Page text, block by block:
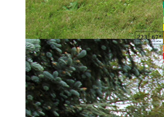
Montant estimé des dépenses annuelles
2021,2022 et 2023 (abonnement compris).